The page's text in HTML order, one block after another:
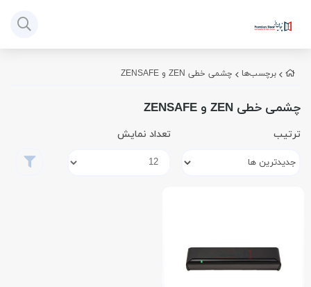
برچسب‌ها چشمی خطی ZEN و ZENSAFE
چشمی خطی ZEN و ZENSAFE
ترتیب تعداد نمایش